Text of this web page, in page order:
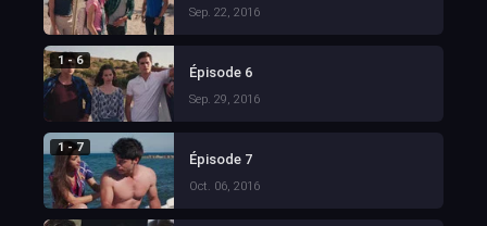
Sep. 22, 2016
1 - 6
Épisode 6
Sep. 29, 2016
1 - 7
Épisode 7
Oct. 06, 2016